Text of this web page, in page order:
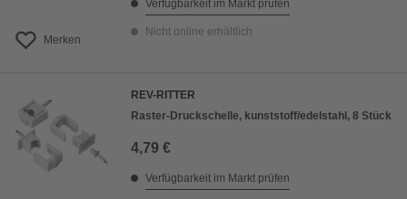
Merken
Verfügbarkeit im Markt prüfen
Nicht online erhältlich
REV-RITTER
Raster-Druckschelle, kunststoff/edelstahl, 8 Stück
4,79 €
Verfügbarkeit im Markt prüfen